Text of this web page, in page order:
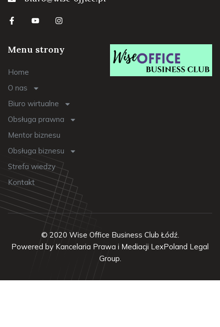
Menu strony
Home
O nas
Biuro wirtualne
Obsługa prawna
Mentor biznesu
Obsługa biznesu
Strefa wiedzy
Kontakt
© 2020 Wise Office Business Club Łódź.
Powered by Kancelaria Prawa i Mediacji LexPoland Legal
Group.